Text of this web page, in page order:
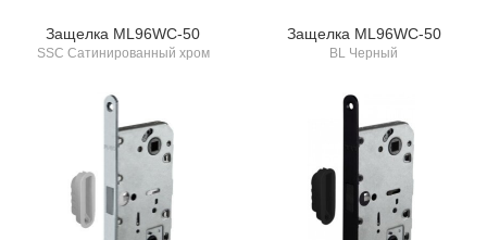
Защелка ML96WC-50
SSC Сатинированный хром
Защелка ML96WC-50
BL Черный